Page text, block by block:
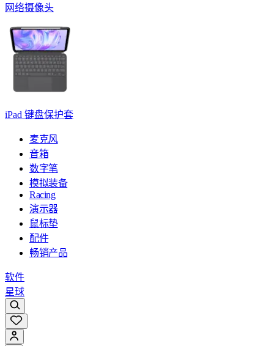
网络摄像头
iPad 键盘保护套
麦克风
音箱
数字笔
模拟装备
Racing
演示器
鼠标垫
配件
畅销产品
软件
星球